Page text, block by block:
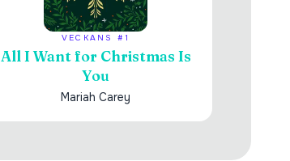
VECKANS #1
All I Want for Christmas Is
You
Mariah Carey